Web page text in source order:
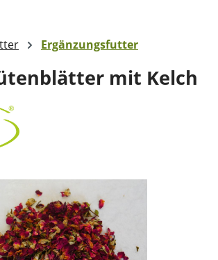
Ergänzungsfutter
mit Kelch